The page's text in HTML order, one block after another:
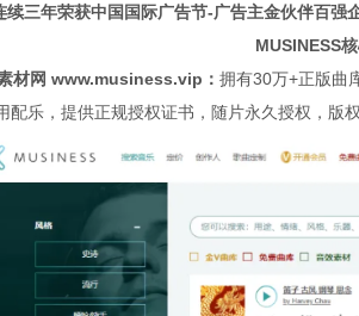
三年荣获中国国际广告节-广告主金伙伴百强
MUSINESS
材网 www.musiness.vip： 拥有30万+正版曲
配乐，提供正规授权证书，随片永久授权，版